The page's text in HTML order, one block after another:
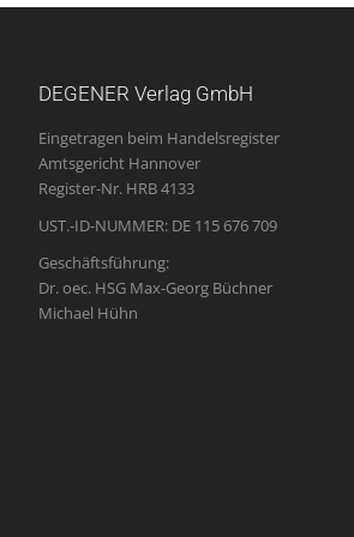
DEGENER Verlag GmbH
Eingetragen beim Handelsregister
Amtsgericht Hannover
Register-Nr. HRB 4133
UST.-ID-NUMMER: DE 115 676 709
Geschäftsführung:
Dr. oec. HSG Max-Georg Büchner
Michael Hühn